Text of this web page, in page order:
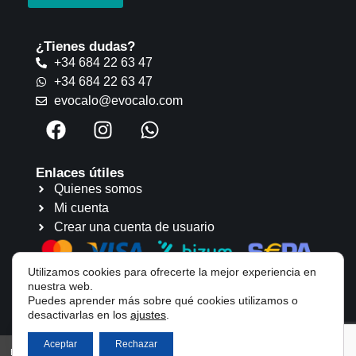
¿Tienes dudas?
+34 684 22 63 47
+34 684 22 63 47
evocalo@evocalo.com
Enlaces útiles
Quienes somos
Mi cuenta
Crear una cuenta de usuario
Evócalo Todos los derechos reservados |
Utilizamos cookies para ofrecerte la mejor experiencia en
nuestra web.
Puedes aprender más sobre qué cookies utilizamos o
desactivarlas en los ajustes
Aceptar Rechazar